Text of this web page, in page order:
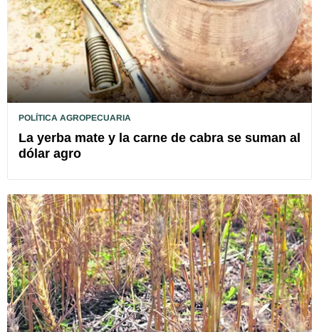
POLÍTICA AGROPECUARIA
La yerba mate y la carne de cabra se suman al
dólar agro